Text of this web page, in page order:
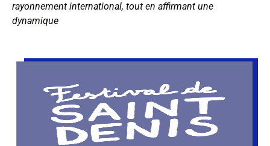
rayonnement international, tout en affirmant une
dynamique